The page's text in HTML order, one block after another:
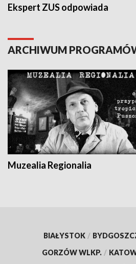
Ekspert ZUS odpowiada
ARCHIWUM
Muzealia Regionalia
BIAŁYSTOK /
GORZÓW WLKP. /